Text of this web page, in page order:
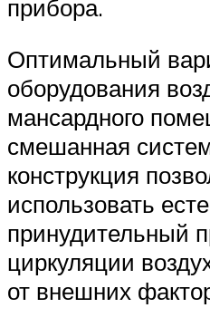
прибора.
Оптимальный
оборудования
мансардного
смешанная
конструкция
использовать
принудительный
циркуляции
от внешних